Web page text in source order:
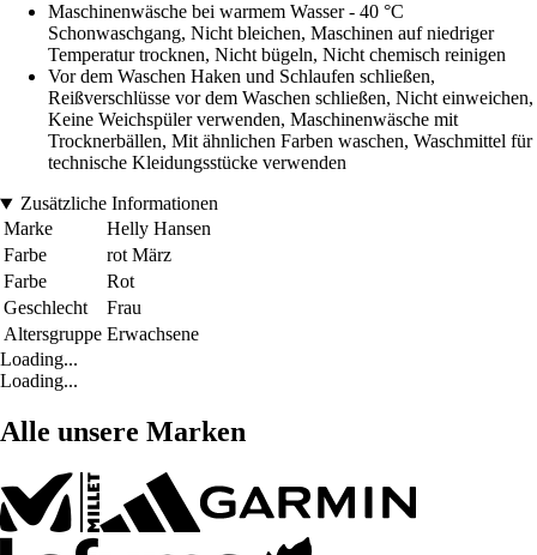
Maschinenwäsche bei warmem Wasser - 40 °C
Schonwaschgang, Nicht bleichen, Maschinen auf niedriger
Temperatur trocknen, Nicht bügeln, Nicht chemisch reinigen
Vor dem Waschen Haken und Schlaufen schließen,
Reißverschlüsse vor dem Waschen schließen, Nicht einweichen,
Keine Weichspüler verwenden, Maschinenwäsche mit
Trocknerbällen, Mit ähnlichen Farben waschen, Waschmittel für
technische Kleidungsstücke verwenden
Zusätzliche Informationen
Marke
Helly Hansen
Farbe
rot März
Farbe
Rot
Geschlecht
Frau
Altersgruppe Erwachsene
Loading...
Loading...
Alle unsere Marken